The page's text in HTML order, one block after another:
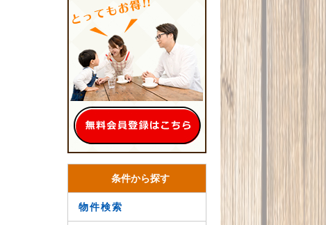
条件から探す
物件検索